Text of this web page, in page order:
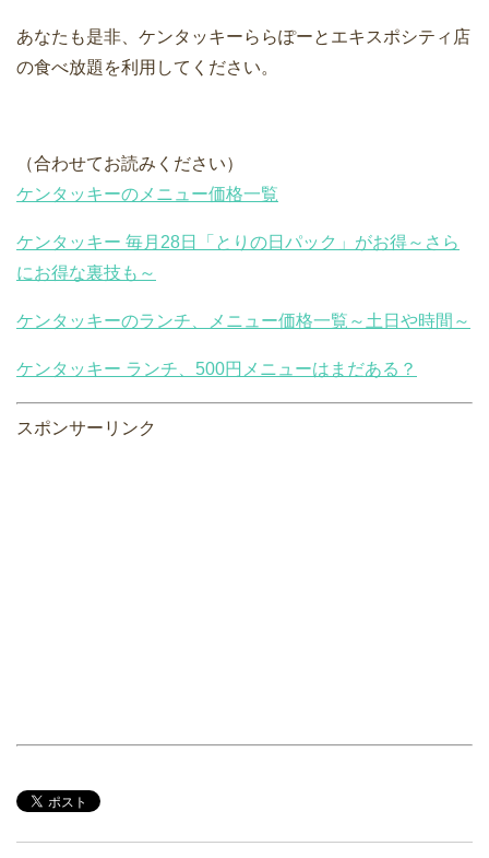
あなたも是非、ケンタッキーららぽーとエキスポシティ店
の食べ放題を利用してください。
（合わせてお読みください）
ケンタッキーのメニュー価格一覧
ケンタッキー 毎月28日「とりの日パック」がお得～さら
にお得な裏技も～
ケンタッキーのランチ、メニュー価格一覧～土日や時間～
ケンタッキー ランチ、500円メニューはまだある？
スポンサーリンク